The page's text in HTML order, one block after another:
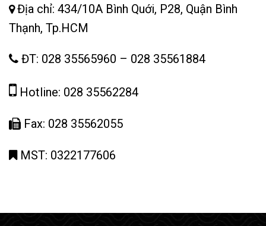
Địa chỉ: 434/10A Bình Quới, P28, Quận Bình
Thạnh, Tp.HCM
ĐT: 028 35565960 – 028 35561884
Hotline: 028 35562284
Fax: 028 35562055
MST: 0322177606